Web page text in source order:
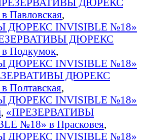
Павловская,
ДЮРЕКС INVISIBLE №18»
ДЮРЕКС
Подкумок,
ДЮРЕКС INVISIBLE №18»
ДЮРЕКС
Полтавская,
ДЮРЕКС INVISIBLE №18»
, «ПРЕЗЕРВАТИВЫ
№18» в Прасковея,
ДЮРЕКС INVISIBLE №18»